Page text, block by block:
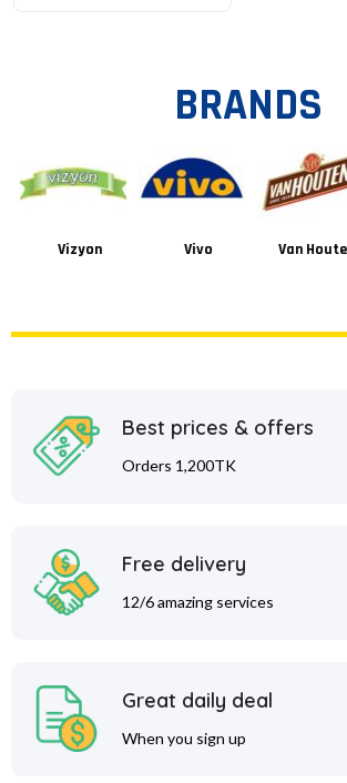
BRANDS
Vizyon Vivo Van Houten
Best prices & offers
Orders 1,200TK
Free delivery
12/6 amazing services
Great daily deal
When you sign up